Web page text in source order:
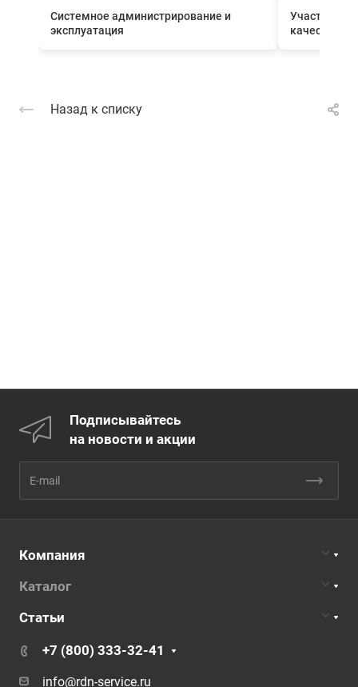
Системное администрирование и
эксплуатация
Участник
качества
Назад к списку
Подписывайтесь
на новости и акции
Компания
Каталог
Статьи
+7 (800) 333-32-41
info@rdn-service.ru